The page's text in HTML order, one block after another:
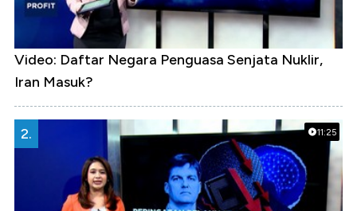
Video: Daftar Negara Penguasa Senjata Nuklir,
Iran Masuk?
11:25
2.